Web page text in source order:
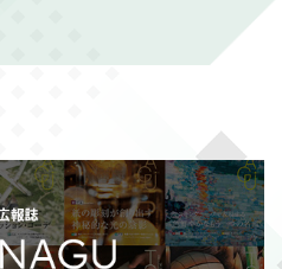
待制度拡充に関するお知らせ
関するお知らせ （111KB）